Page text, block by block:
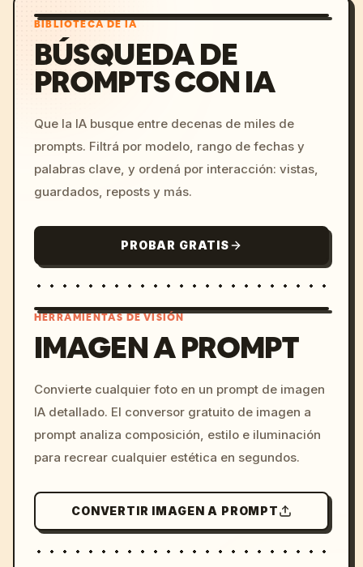
BIBLIOTECA DE IA
BÚSQUEDA DE
PROMPTS CON IA
Que la IA busque entre decenas de miles de
prompts. Filtrá por modelo, rango de fechas y
palabras clave, y ordená por interacción: vistas,
guardados, reposts y más.
PROBAR GRATIS
c, cyberpunk sunset, neon
colors, 8k --v 6.0
HERRAMIENTAS DE VISIÓN
IMAGEN A PROMPT
Convierte cualquier foto en un prompt de imagen
IA detallado. El conversor gratuito de imagen a
prompt analiza composición, estilo e iluminación
para recrear cualquier estética en segundos.
CONVERTIR IMAGEN A PROMPT